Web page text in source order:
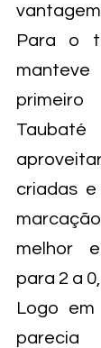
vantagem
Para o
criadas
melhor
para 2 a 0,
Logo
parecia